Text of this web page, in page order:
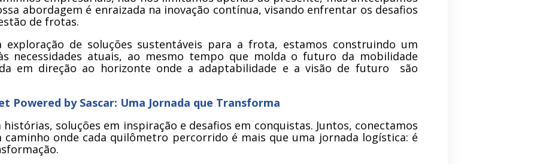
abordagem é enraizada na inovação contínua, visando enfrentar os desafios
de frotas.
de soluções sustentáveis para a frota, estamos construindo um
necessidades atuais, ao mesmo tempo que molda o futuro da mobilidade
em direção ao horizonte onde a adaptabilidade e a visão de futuro são
Powered by Sascar: Uma Jornada que Transforma
soluções em inspiração e desafios em conquistas. Juntos, conectamos
onde cada quilômetro percorrido é mais que uma jornada logística: é